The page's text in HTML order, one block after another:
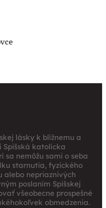
lásky k blížnemu a
Spišská katolícka
nemôžu sami o seba
starnutia, fyzického
alebo nepriaznivých
poslaním Spišskej
všeobecne prospešné
obmedzenia.